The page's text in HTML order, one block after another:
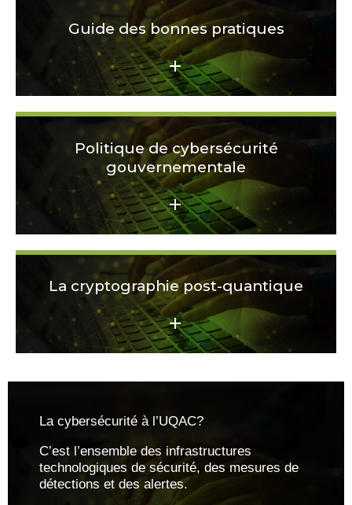
Guide des bonnes pratiques
Politique de cybersécurité
gouvernementale
La cryptographie post-quantique
La cybersécurité à l’UQAC?
C’est l’ensemble des infrastructures
technologiques de sécurité, des mesures de
détections et des alertes.